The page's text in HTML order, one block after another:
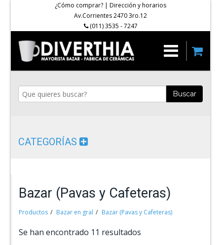
¿Cómo comprar? | Dirección y horarios
Av.Corrientes 2470 3ro.12
(011) 3535 - 7247
Buscar
CATEGORÍAS
Bazar (Pavas y Cafeteras)
Productos Bazar en gral Bazar (Pavas y Cafeteras)
Se han encontrado 11 resultados